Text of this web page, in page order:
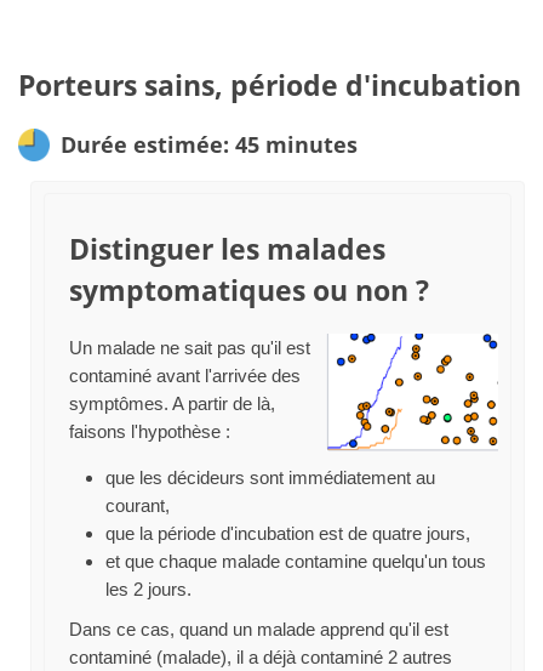
Porteurs sains, période d'incubation
Durée estimée: 45 minutes
Distinguer les malades
symptomatiques ou non ?
Un malade ne sait pas qu'il est
contaminé avant l'arrivée des
symptômes. A partir de là,
faisons l'hypothèse :
que les décideurs sont immédiatement au
courant,
que la période d'incubation est de quatre jours,
et que chaque malade contamine quelqu'un tous
les 2 jours.
Dans ce cas, quand un malade apprend qu'il est
contaminé (malade), il a déjà contaminé 2 autres